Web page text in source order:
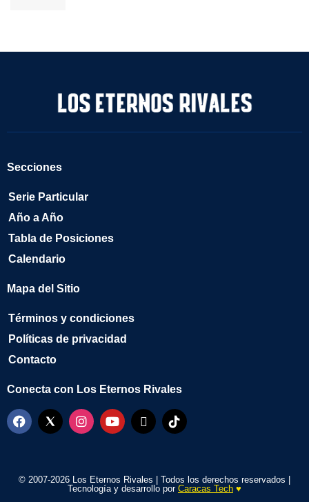
Secciones
Serie Particular
Año a Año
Tabla de Posiciones
Calendario
Mapa del Sitio
Términos y condiciones
Políticas de privacidad
Contacto
Conecta con Los Eternos Rivales
© 2007-2026 Los Eternos Rivales | Todos los derechos reservados |
Tecnología y desarrollo por Caracas Tech ♥️